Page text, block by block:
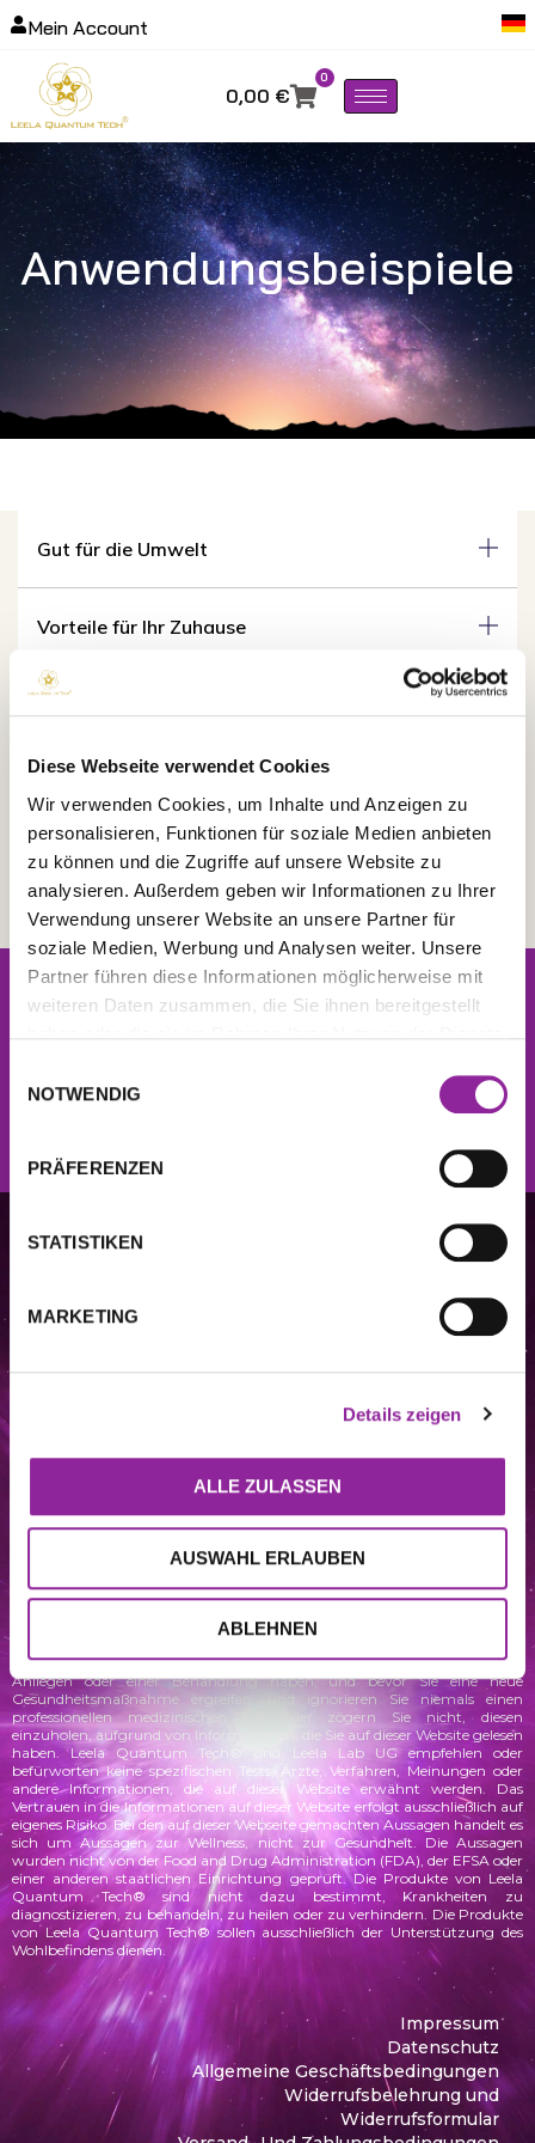
Diese Webseite verwendet Cookies
Wir verwenden Cookies, um Inhalte und Anzeigen zu
personalisieren, Funktionen für soziale Medien anbieten
zu können und die Zugriffe auf unsere Website zu
analysieren. Außerdem geben wir Informationen zu Ihrer
Verwendung unserer Website an unsere Partner für
soziale Medien, Werbung und Analysen weiter. Unsere
Partner führen diese Informationen möglicherweise mit
weiteren Daten zusammen, die Sie ihnen bereitgestellt
NOTWENDIG
PRÄFERENZEN
STATISTIKEN
MARKETING
Details zeigen
ALLE ZULASSEN
AUSWAHL ERLAUBEN
ABLEHNEN
Mein Account
0,00 €
0
Anwendungsbeispiele
Gut für die Umwelt
Vorteile für Ihr Zuhause
Die Kraft von LeelaQ zur Neutralisierung von
EMFs und Elektrosmog
Newsletter
DIESE WEBSITE STELLT KEINE MEDIZINISCHE BERATUNG DAR. Die auf
dieser Website enthaltenen Informationen, einschließlich, aber nicht
beschränkt auf Video-, Audio-, Text-, Grafik-, Bild- und andere Materialien,
Verständnis und das Wissen der Verbraucher über verschiedeneWellness
professionellen medizinischen Beratung, Diagnose oder Behandlung.
Gesundheitsdienstleister, wenn Sie Fragen zu einem medizinischen
Anliegen oder einer Behandlung haben, und bevor Sie eine neue
Gesundheitsmaßnahme ergreifen, und ignorieren Sie niemals einen
professionellen medizinischen Rat oder zögern Sie nicht, diesen
einzuholen, aufgrund von Informationen, die Sie auf dieser Website gelesen
haben. Leela Quantum Tech® und Leela Lab UG empfehlen oder
befürworten keine spezifischen Tests, Ärzte, Verfahren, Meinungen oder
andere Informationen, die auf dieser Website erwähnt werden. Das
Vertrauen in die Informationen auf dieser Website erfolgt ausschließlich auf
eigenes Risiko. Bei den auf dieser Webseite gemachten Aussagen handelt es
sich um Aussagen zur Wellness, nicht zur Gesundheit. Die Aussagen
wurden nicht von der Food and Drug Administration (FDA), der EFSA oder
einer anderen staatlichen Einrichtung geprüft. Die Produkte von Leela
Quantum Tech® sind nicht dazu bestimmt, Krankheiten zu
diagnostizieren, zu behandeln, zu heilen oder zu verhindern. Die Produkte
von Leela Quantum Tech® sollen ausschließlich der Unterstützung des
Wohlbefindens dienen.
Impressum
Datenschutz
Allgemeine Geschäftsbedingungen
Widerrufsbelehrung und
Widerrufsformular